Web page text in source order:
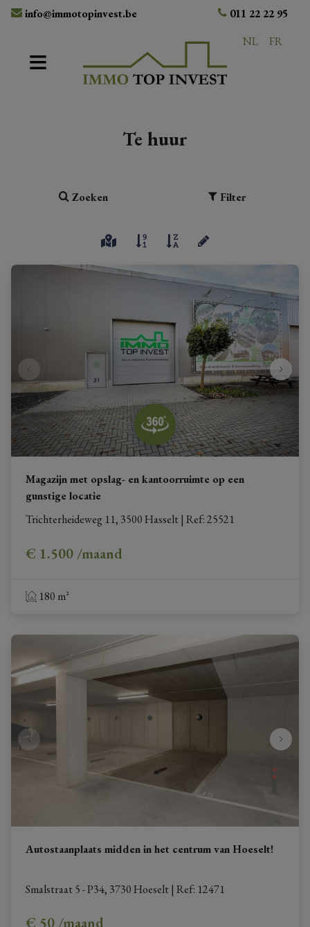
info@immotopinvest.be
011 22 22 95
NL
FR
Te huur
Zoeken Filter
Magazijn met opslag- en kantoorruimte op een
gunstige locatie
Trichterheideweg 11, 3500 Hasselt | Ref: 25521
€ 1.500 /maand
180 m²
Autostaanplaats midden in het centrum van Hoeselt!
Smalstraat 5 - P34, 3730 Hoeselt | Ref: 12471
€ 50 /maand